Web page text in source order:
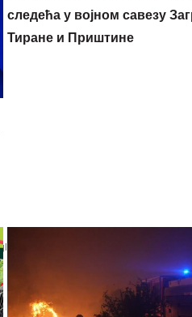
следећа у војном савезу
Тиране и Приштине